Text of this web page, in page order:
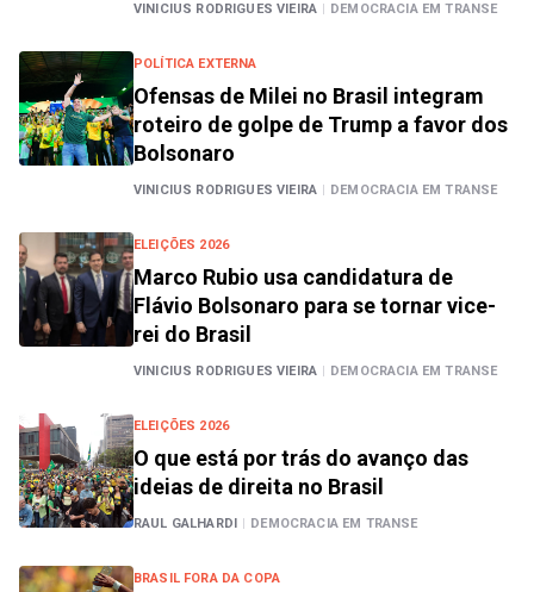
VINICIUS RODRIGUES VIEIRA | DEMOCRACIA EM TRANSE
POLÍTICA EXTERNA
Ofensas de Milei no Brasil integram
roteiro de golpe de Trump a favor dos
Bolsonaro
VINICIUS RODRIGUES VIEIRA | DEMOCRACIA EM TRANSE
ELEIÇÕES 2026
Marco Rubio usa candidatura de
Flávio Bolsonaro para se tornar vice-
rei do Brasil
VINICIUS RODRIGUES VIEIRA | DEMOCRACIA EM TRANSE
ELEIÇÕES 2026
O que está por trás do avanço das
ideias de direita no Brasil
RAUL GALHARDI | DEMOCRACIA EM TRANSE
BRASIL FORA DA COPA